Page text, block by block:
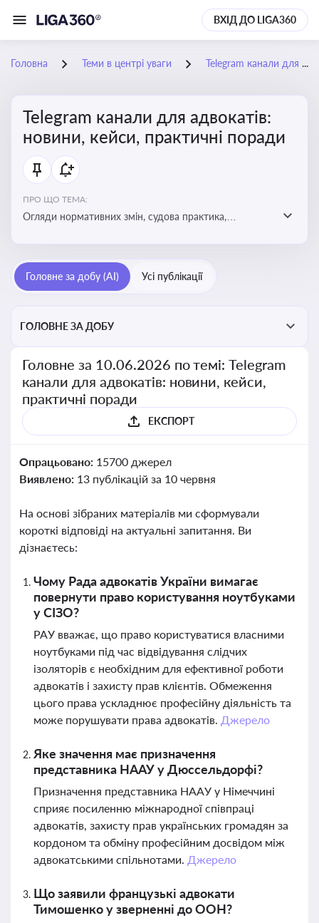
ВХІД ДО LIGA360
Головна Теми в центрі уваги Telegram канали для адвокатів: новини, кейси, практичні поради
Telegram канали для адвокатів:
новини, кейси, практичні поради
ПРО ЩО ТЕМА:
Огляди нормативних змін, судова практика,
адвокатів
Головне за добу (AI) Усі публікації
ГОЛОВНЕ ЗА ДОБУ
Головне за 10.06.2026 по темі: Telegram
канали для адвокатів: новини, кейси,
практичні поради
ЕКСПОРТ
Опрацьовано: 15700 джерел
Виявлено: 13 публікацій за 10 червня
На основі зібраних матеріалів ми сформували
короткі відповіді на актуальні запитання. Ви
дізнаєтесь:
Чому Рада адвокатів України вимагає
повернути право користування ноутбуками
у СІЗО?
РАУ вважає, що право користуватися власними
ноутбуками під час відвідування слідчих
ізоляторів є необхідним для ефективної роботи
адвокатів і захисту прав клієнтів. Обмеження
цього права ускладнює професійну діяльність та
може порушувати права адвокатів. Джерело
Яке значення має призначення
представника НААУ у Дюссельдорфі?
Призначення представника НААУ у Німеччині
сприяє посиленню міжнародної співпраці
адвокатів, захисту прав українських громадян за
кордоном та обміну професійним досвідом між
адвокатськими спільнотами. Джерело
Що заявили французькі адвокати
Тимошенко у зверненні до ООН?